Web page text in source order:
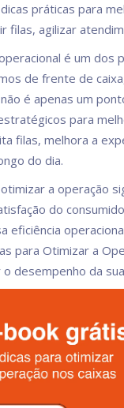
práticas para
filas, agilizar
é um dos
de frente de
é apenas um
para
filas, melhora a
do dia.
a operação
do
eficiência
para Otimizar a
desempenho da